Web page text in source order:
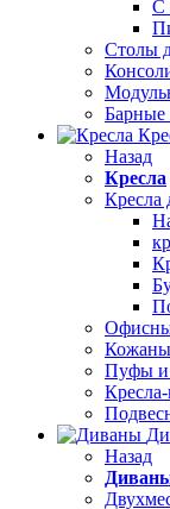
С
Столы
Барные
Назад
Кресла
Кресла
Пуфы и
Назад